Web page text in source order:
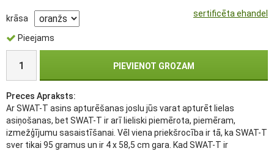
sertificēta ehandel
krāsa
Pieejams
PIEVIENOT GROZAM
Preces Apraksts:
Ar SWAT-T asins apturēšanas joslu jūs varat apturēt lielas
asiņošanas, bet SWAT-T ir arī lieliski piemērota, piemēram,
izmežģījumu sasaistīšanai. Vēl viena priekšrocība ir tā, ka SWAT-T
sver tikai 95 gramus un ir 4 x 58,5 cm gara. Kad SWAT-T ir